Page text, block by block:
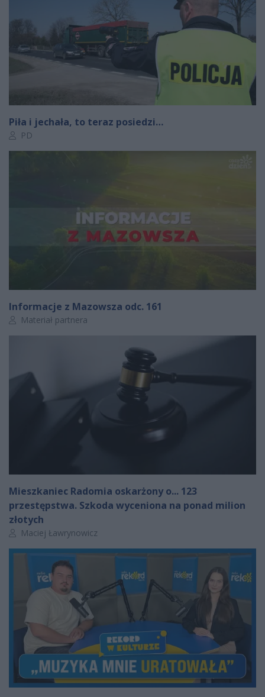
Piła i jechała, to teraz posiedzi…
Autor artykułu:
PD
Informacje z Mazowsza odc. 161
Autor artykułu:
Materiał partnera
Mieszkaniec Radomia oskarżony o... 123
przestępstwa. Szkoda wyceniona na ponad milion
złotych
Autor artykułu:
Maciej Ławrynowicz